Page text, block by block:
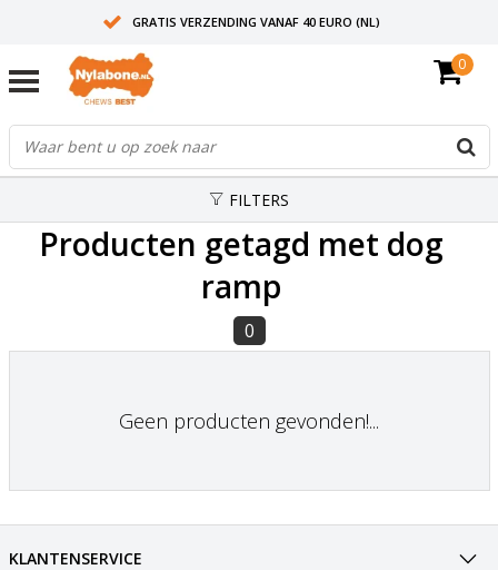
GRATIS VERZENDING VANAF 40 EURO (NL)
0
FILTERS
Producten getagd met dog
ramp
0
Geen producten gevonden!...
KLANTENSERVICE